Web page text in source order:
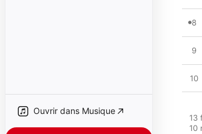
Ouvrir dans Musique
8
9
10
13
10